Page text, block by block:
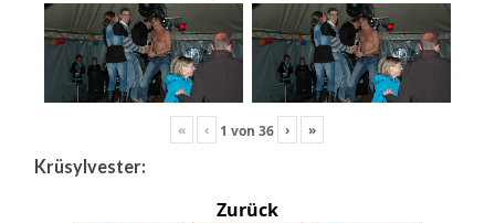
« ‹ 1 von36 › »
Krüsylvester:
Zurück